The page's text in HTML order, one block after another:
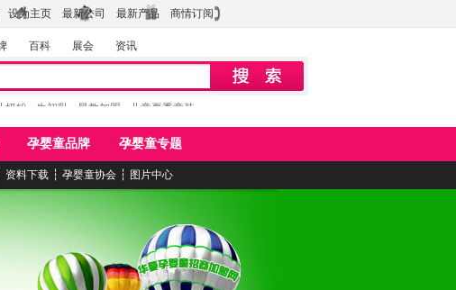
设为主页 最新公司 最新产品 商情订阅
百科 展会 资讯
奶粉 牛初乳 早教加盟 儿童夏季童装
孕婴童品牌 孕婴童专题
资料下载 ┆ 孕婴童协会 ┆ 图片中心